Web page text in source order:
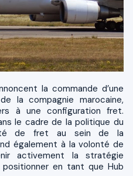
la compagnie marocaine,
à une configuration fret.
le cadre de la politique du
de fret au sein de la
également à la volonté de
activement la stratégie
en tant que Hub